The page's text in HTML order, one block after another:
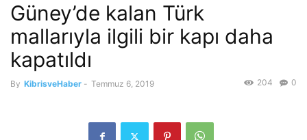
Güney’de kalan Türk
mallarıyla ilgili bir kapı daha
kapatıldı
By KibrisveHaber - Temmuz 6, 2019 0
204